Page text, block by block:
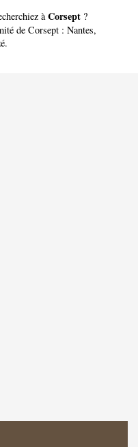
àCorsept ?
de Corsept : Nantes,
.